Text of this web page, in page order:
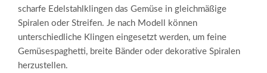
scharfe Edelstahlklingen das Gemüse in gleichmäßige
Spiralen oder Streifen. Je nach Modell können
unterschiedliche Klingen eingesetzt werden, um feine
Gemüsespaghetti, breite Bänder oder dekorative Spiralen
herzustellen.